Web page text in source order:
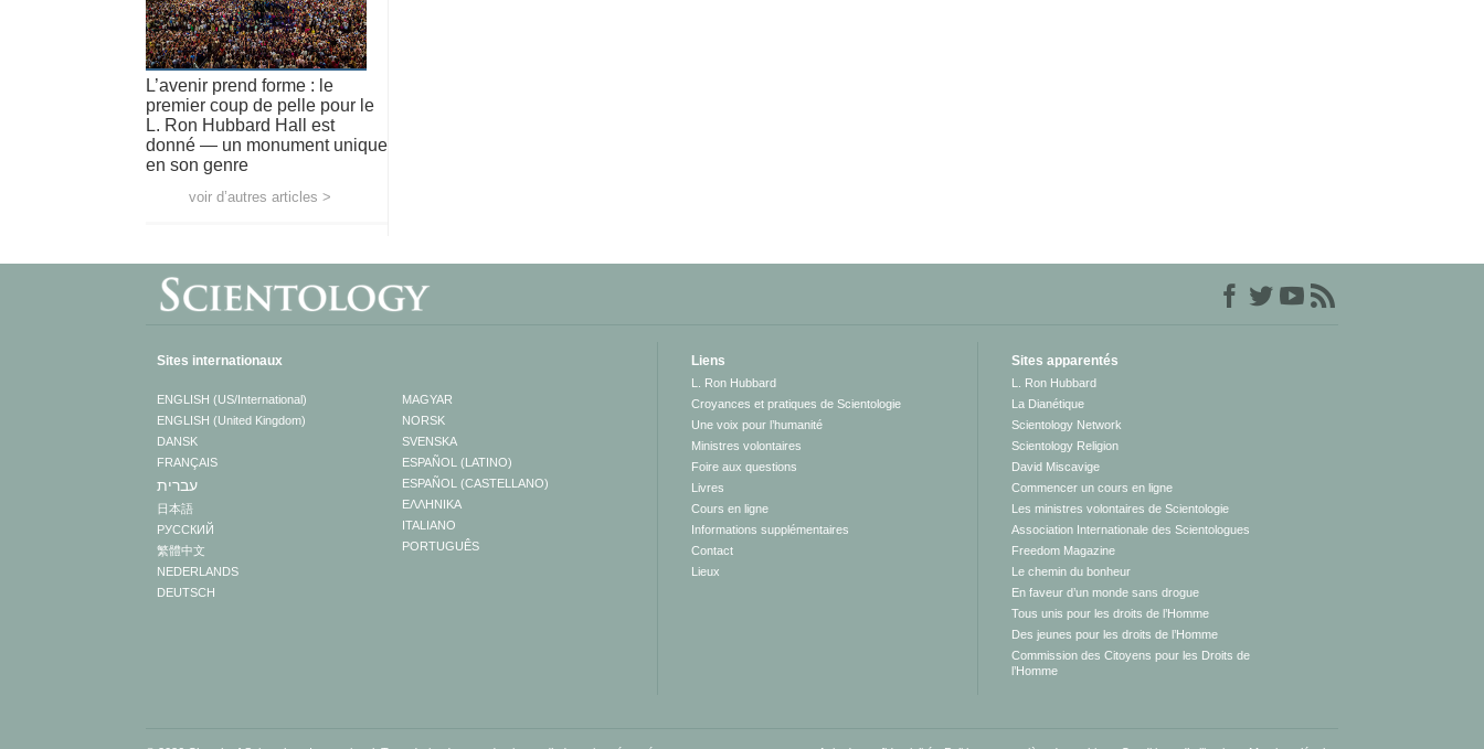
L’avenir prend forme : le
premier coup de pelle pour le
L. Ron Hubbard Hall est
donné — un monument unique
en son genre
voir d’autres articles >
Sites internationaux
ENGLISH (US/International)
ENGLISH (United Kingdom)
DANSK
FRANÇAIS
עברית
日本語
РУССКИЙ
繁體中文
NEDERLANDS
DEUTSCH
MAGYAR
NORSK
SVENSKA
ESPAÑOL (LATINO)
ESPAÑOL (CASTELLANO)
ΕΛΛΗΝΙΚA
ITALIANO
PORTUGUÊS
Liens
L. Ron Hubbard
Croyances et pratiques de Scientologie
Une voix pour l’humanité
Ministres volontaires
Foire aux questions
Livres
Cours en ligne
Informations supplémentaires
Contact
Lieux
Sites apparentés
L. Ron Hubbard
La Dianétique
Scientology Network
Scientology Religion
David Miscavige
Commencer un cours en ligne
Les ministres volontaires de Scientologie
Association Internationale des Scientologues
Freedom Magazine
Le chemin du bonheur
En faveur d’un monde sans drogue
Tous unis pour les droits de l’Homme
Des jeunes pour les droits de l’Homme
Commission des Citoyens pour les Droits de
l’Homme